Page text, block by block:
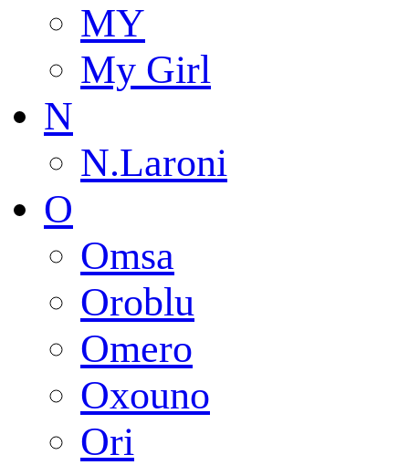
MY
My Girl
N
N.Laroni
O
Omsa
Oroblu
Omero
Oxouno
Ori